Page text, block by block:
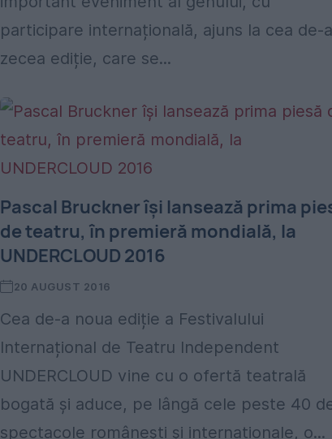
participare internațională, ajuns la cea de-
zecea ediție, care se...
Pascal Bruckner își lansează prima
de teatru, în premieră mondială, la
UNDERCLOUD 2016
20 AUGUST 2016
Cea de-a noua ediție a Festivalului
Internațional de Teatru Independent
UNDERCLOUD vine cu o ofertă teatrală
bogată și aduce, pe lângă cele peste 40
spectacole românești și internaționale, o...